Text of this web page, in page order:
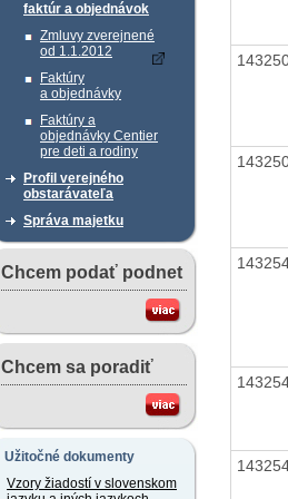
faktúr a objednávok
Zmluvy zverejnené
od 1.1.2012
Faktúry
a objednávky
Faktúry a
objednávky Centier
pre deti a rodiny
Profil verejného
obstarávateľa
Správa majetku
Chcem podať podnet
Chcem sa poradiť
Užitočné dokumenty
Vzory žiadostí v slovenskom